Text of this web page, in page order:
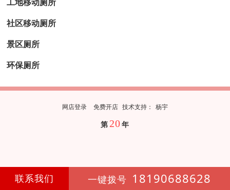
社区移动厕所
景区厕所
环保厕所
网店登录 免费开店 技术支持 ： 杨宇
第 20年
联系我们 一键拨号 18190688628